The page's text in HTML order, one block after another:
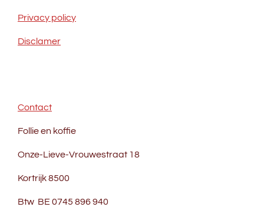
Privacy policy
Disclamer
Contact
Follie en koffie
Onze-Lieve-Vrouwestraat 18
Kortrijk 8500
Btw BE 0745 896 940